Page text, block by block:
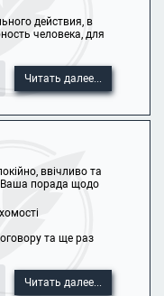
действия, в
человека, для
Читать далее...
ввічливо та
Ваша порада щодо
та ще раз
Читать далее...